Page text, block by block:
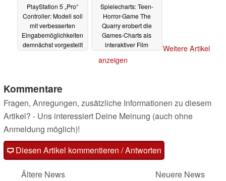
PlayStation 5 „Pro“
Controller: Modell soll
mit verbesserten
Eingabemöglichkeiten
demnächst vorgestellt
Spielecharts: Teen-
Horror-Game The
Quarry erobert die
Games-Charts als
interaktiver Film
Weitere Artikel
anzeigen
Kommentare
Fragen, Anregungen, zusätzliche Informationen zu diesem
Artikel? - Uns interessiert Deine Meinung (auch ohne
Anmeldung möglich)!
Diesen Artikel kommentieren / Antworten
Ältere News
Neuere News